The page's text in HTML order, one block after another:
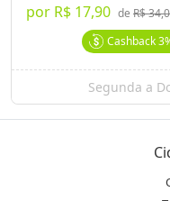
por R$ 17,90 deR$
Cashback
Segunda a